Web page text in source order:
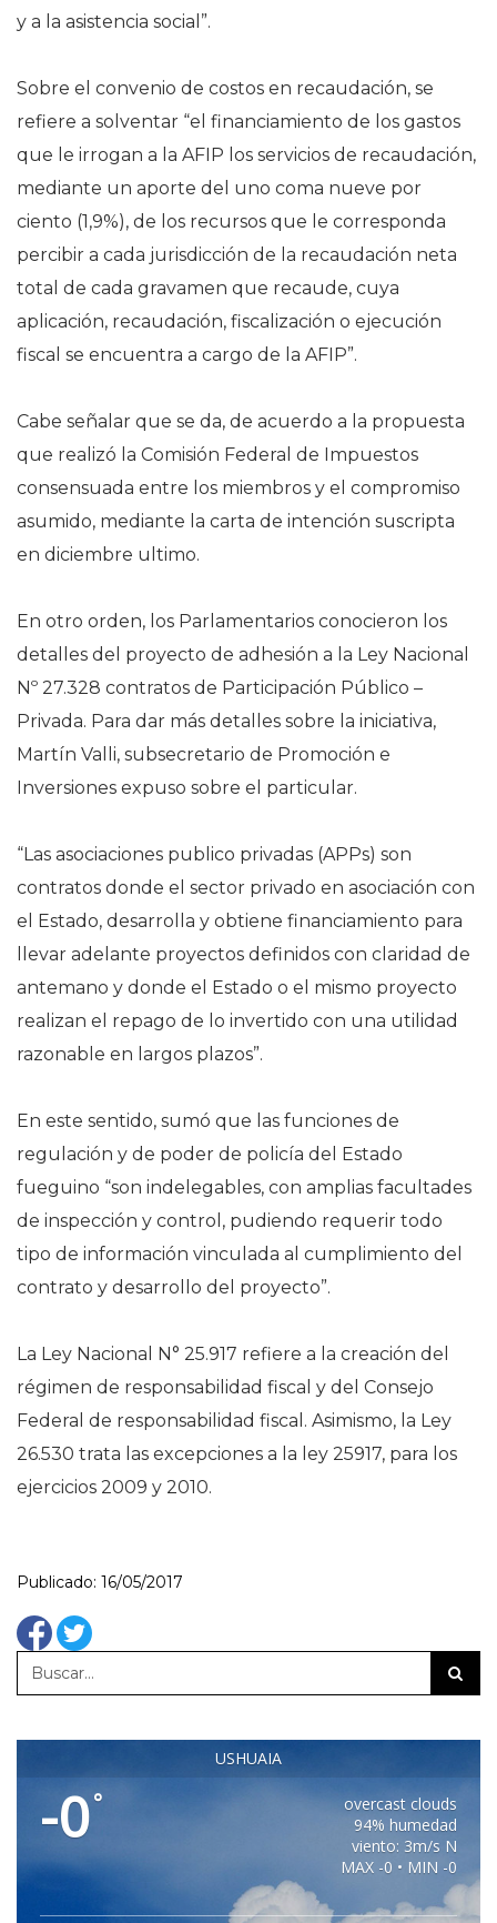
y a la asistencia social”.
Sobre el convenio de costos en recaudación, se
refiere a solventar “el financiamiento de los gastos
que le irrogan a la AFIP los servicios de recaudación,
mediante un aporte del uno coma nueve por
ciento (1,9%), de los recursos que le corresponda
percibir a cada jurisdicción de la recaudación neta
total de cada gravamen que recaude, cuya
aplicación, recaudación, fiscalización o ejecución
fiscal se encuentra a cargo de la AFIP”.
Cabe señalar que se da, de acuerdo a la propuesta
que realizó la Comisión Federal de Impuestos
consensuada entre los miembros y el compromiso
asumido, mediante la carta de intención suscripta
en diciembre ultimo.
En otro orden, los Parlamentarios conocieron los
detalles del proyecto de adhesión a la Ley Nacional
Nº 27.328 contratos de Participación Público –
Privada. Para dar más detalles sobre la iniciativa,
Martín Valli, subsecretario de Promoción e
Inversiones expuso sobre el particular.
“Las asociaciones publico privadas (APPs) son
contratos donde el sector privado en asociación con
el Estado, desarrolla y obtiene financiamiento para
llevar adelante proyectos definidos con claridad de
antemano y donde el Estado o el mismo proyecto
realizan el repago de lo invertido con una utilidad
razonable en largos plazos”.
En este sentido, sumó que las funciones de
regulación y de poder de policía del Estado
fueguino “son indelegables, con amplias facultades
de inspección y control, pudiendo requerir todo
tipo de información vinculada al cumplimiento del
contrato y desarrollo del proyecto”.
La Ley Nacional N° 25.917 refiere a la creación del
régimen de responsabilidad fiscal y del Consejo
Federal de responsabilidad fiscal. Asimismo, la Ley
26.530 trata las excepciones a la ley 25917, para los
ejercicios 2009 y 2010.
Publicado: 16/05/2017
USHUAIA
-0°
overcast clouds
94% humedad
viento: 3m/s N
MAX -0 • MIN -0